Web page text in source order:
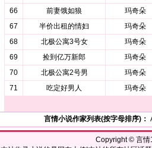
66
前妻饿如狼
玛奇朵
67
半价出租的情妇
玛奇朵
68
北极公寓3号女
玛奇朵
69
捡到亿万新郎
玛奇朵
70
北极公寓2号男
玛奇朵
71
吃定好男人 玛奇朵
言情小说作家列表(按字母排序)：
Copyright © 言情